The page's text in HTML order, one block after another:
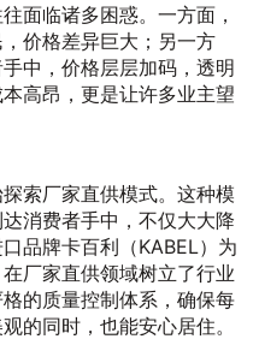
面临诸多困惑。一方面，
价格差异巨大；另一方
中，价格层层加码，透明
高昂，更是让许多业主望
索厂家直供模式。这种模
消费者手中，不仅大大降
品牌卡百利（KABEL）为
厂家直供领域树立了行业
的质量控制体系，确保每
的同时，也能安心居住。